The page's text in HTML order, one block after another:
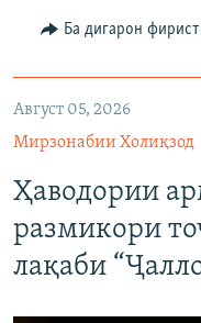
Ба дигарон
Август 05, 2026
Мирзонабии Холиқзод
Ҳаводории
размикори
лақаби